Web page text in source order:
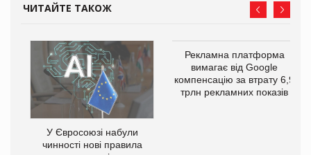
ЧИТАЙТЕ ТАКОЖ
У Євросоюзі набули
чинності нові правила
Рекламна платформа
вимагає від Google
компенсацію за втрату 6,9
трлн рекламних показів